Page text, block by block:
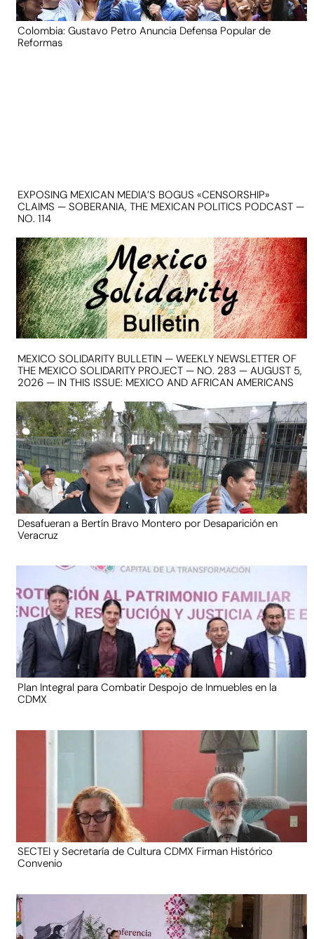
Colombia: Gustavo Petro Anuncia Defensa Popular de
Reformas
EXPOSING MEXICAN MEDIA’S BOGUS «CENSORSHIP»
CLAIMS — SOBERANIA, THE MEXICAN POLITICS PODCAST —
NO. 114
MEXICO SOLIDARITY BULLETIN — WEEKLY NEWSLETTER OF
THE MEXICO SOLIDARITY PROJECT — NO. 283 — AUGUST 5,
2026 — IN THIS ISSUE: MEXICO AND AFRICAN AMERICANS
Desafueran a Bertín Bravo Montero por Desaparición en
Veracruz
Plan Integral para Combatir Despojo de Inmuebles en la
CDMX
SECTEI y Secretaría de Cultura CDMX Firman Histórico
Convenio